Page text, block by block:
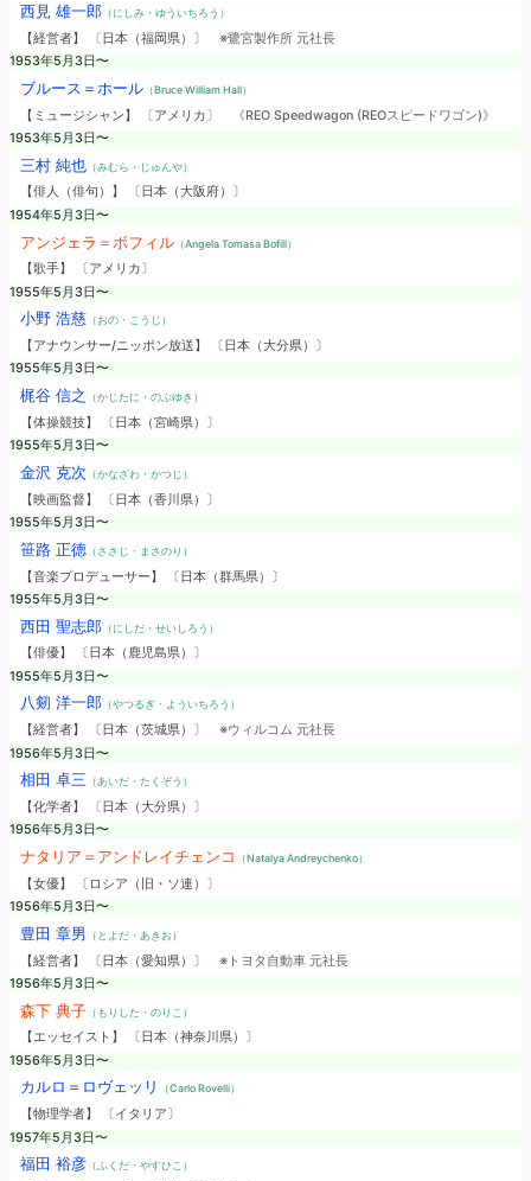
西見 雄一郎（にしみ・ゆういちろう）
【経営者】 〔日本（福岡県）〕 ※鷺宮製作所 元社長
1953年5月3日〜
ブルース＝ホール（Bruce William Hall）
【ミュージシャン】 〔アメリカ〕
《REO Speedwagon (REOスピードワゴン)》
1953年5月3日〜
三村 純也（みむら・じゅんや）
【俳人（俳句）】 〔日本（大阪府）〕
1954年5月3日〜
アンジェラ＝ボフィル（Angela Tomasa Bofill）
【歌手】 〔アメリカ〕
1955年5月3日〜
小野 浩慈 （おの・こうじ）
【アナウンサー/ニッポン放送】 〔日本（大分県）〕
1955年5月3日〜
梶谷 信之 （かじたに・のぶゆき）
【体操競技】 〔日本（宮崎県）〕
1955年5月3日〜
金沢 克次 （かなざわ・かつじ）
【映画監督】 〔日本（香川県）〕
1955年5月3日〜
笹路 正徳（ささじ・まさのり）
【音楽プロデューサー】 〔日本（群馬県）〕
1955年5月3日〜
西田 聖志郎（にしだ・せいしろう）
【俳優】 〔日本（鹿児島県）〕
1955年5月3日〜
八剱 洋一郎（やつるぎ・よういちろう）
【経営者】 〔日本（茨城県）〕 ※ウィルコム 元社長
1956年5月3日〜
相田 卓三 （あいだ・たくぞう）
【化学者】 〔日本（大分県）〕
1956年5月3日〜
ナタリア＝アンドレイチェンコ （Natalya Andreychenko）
【女優】 〔ロシア（旧・ソ連）〕
1956年5月3日〜
豊田 章男 （とよだ・あきお）
【経営者】 〔日本（愛知県）〕 ※トヨタ自動車 元社長
1956年5月3日〜
森下 典子（もりした・のりこ）
【エッセイスト】 〔日本（神奈川県）〕
1956年5月3日〜
カルロ＝ロヴェッリ （Carlo Rovelli）
【物理学者】 〔イタリア〕
1957年5月3日〜
福田 裕彦（ふくだ・やすひこ）